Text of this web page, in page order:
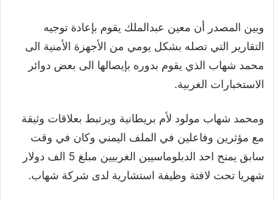
وبين المصدر أن معين عبدالملك يقوم بإعادة توجيه
التقارير التي تصله بشكل يومي من الأجهزة الأمنية الى
محمد شهاب الذي يقوم بدوره بإيصالها الى بعض دوائر
الاستخبارات الغربية.
ومحمد شهاب مولود لأم بريطانية ويرتبط بعلاقات وثيقة
مع مؤثرين وفاعلين في الملف اليمني وكان في وقت
سابق يمنح احد الدبلوماسيين الغربيين مبلغ 5 الف دولار
شهريا تحت لافتة وظيفة استشارية لدى شركة شهاب.